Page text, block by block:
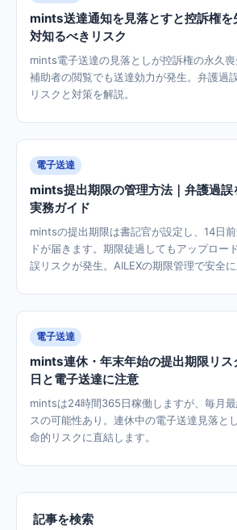
mints送達通知を見落とすと控訴権を
対知るべきリスク
mints電子送達の見落としが控訴権の永久喪
補助者の閲覧でも送達効力が発生。弁護過
リスクと対策を解説。
電子送達
mints提出期限の管理方法｜弁護過誤
実務ガイド
mintsの提出期限は書記官が設定し、14日
ドが届きます。期限徒過してもアップロー
誤リスクが発生。AILEXの期限管理で安全に
電子送達
mints連休・年末年始の提出期限リス
日と電子送達に注意
mintsは24時間365日稼働しますが、毎月
スの可能性あり。連休中の電子送達見落と
命的リスクに直結します。
記事を検索